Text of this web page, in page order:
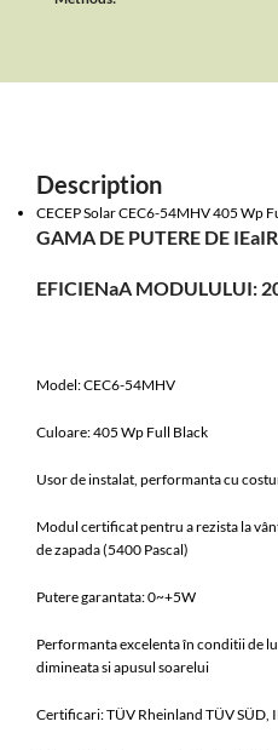
Description
CECEP Solar CEC6-54MHV 405 Wp
GAMA DE PUTERE DE
EFICIENaA MODULULUI:
Model: CEC6-54MHV
Culoare: 405 Wp Full Black
Usor de instalat, performanta cu
Modul certificat pentru a rezista la
de zapada (5400 Pascal)
Putere garantata: 0~+5W
Performanta excelenta în conditii de
dimineata si apusul soarelui
Certificari: TÜV Rheinland TÜV SÜD,